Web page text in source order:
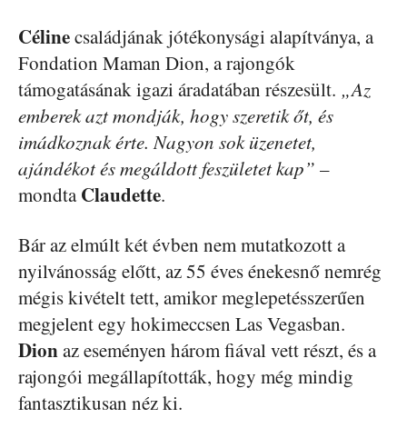
Célinecsaládjának jótékonysági alapítványa, a
Fondation Maman Dion, a rajongók
támogatásának igazi áradatában részesült. „Az
emberek azt mondják, hogy szeretik őt, és
imádkoznak érte. Nagyon sok üzenetet,
ajándékot és megáldott feszületet kap” –
mondtaClaudette.
Bár az elmúlt két évben nem mutatkozott a
nyilvánosság előtt, az 55 éves énekesnő nemrég
mégis kivételt tett, amikor meglepetésszerűen
megjelent egy hokimeccsen Las Vegasban.
Dionaz eseményen három fiával vett részt, és a
rajongói megállapították, hogy még mindig
fantasztikusan néz ki.